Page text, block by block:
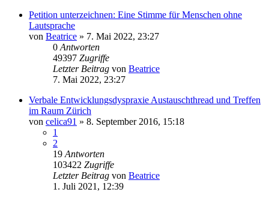
Petition unterzeichnen: Eine Stimme für Menschen ohne
Lautsprache
von Beatrice » 7. Mai 2022, 23:27
0 Antworten
49397 Zugriffe
Letzter Beitrag von Beatrice
7. Mai 2022, 23:27
Verbale Entwicklungsdyspraxie Austauschthread und Treffen
im Raum Zürich
von celica91 » 8. September 2016, 15:18
1
2
19 Antworten
103422 Zugriffe
Letzter Beitrag von Beatrice
1. Juli 2021, 12:39